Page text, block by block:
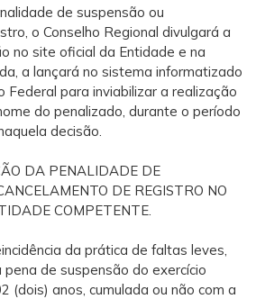
de suspensão ou
o Conselho Regional divulgará a
no site oficial da Entidade e na
a lançará no sistema informatizado
Federal para inviabilizar a realização
do penalizado, durante o período
decisão.
DA PENALIDADE DE
DE REGISTRO NO
COMPETENTE.
da prática de faltas leves,
de suspensão do exercício
(dois) anos, cumulada ou não com a